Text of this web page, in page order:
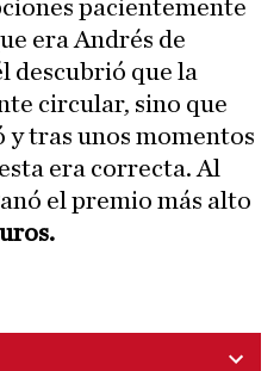
pacientemente
era Andrés de
descubrió que la
circular, sino que
y tras unos momentos
era correcta. Al
el premio más alto